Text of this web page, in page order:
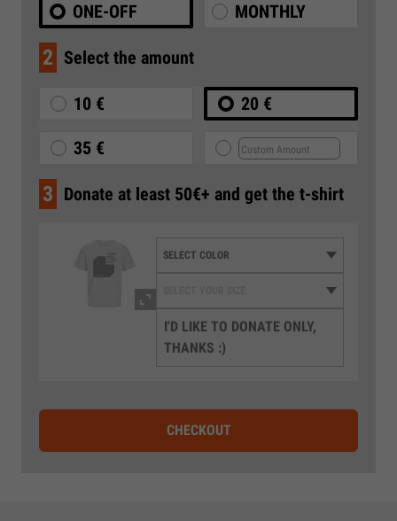
ONE-OFF MONTHLY
2 Select the amount
10 € 20 €
35 €
3 Donate at least 50€+ and get the t-shirt
I'D LIKE TO DONATE ONLY,
THANKS :)
CHECKOUT